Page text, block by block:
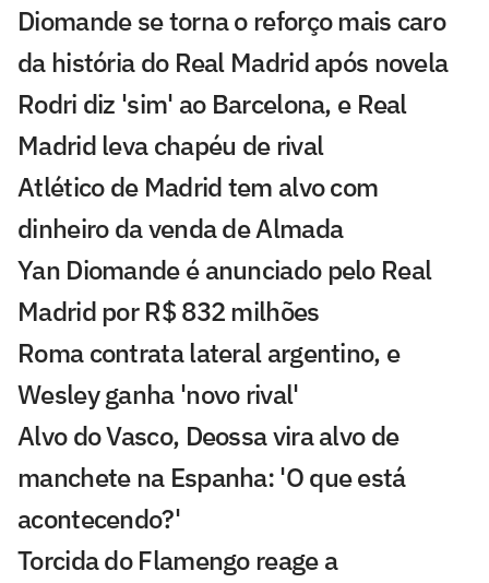
Diomande se torna o reforço mais caro
da história do Real Madrid após novela
Rodri diz 'sim' ao Barcelona, e Real
Madrid leva chapéu de rival
Atlético de Madrid tem alvo com
dinheiro da venda de Almada
Yan Diomande é anunciado pelo Real
Madrid por R$ 832 milhões
Roma contrata lateral argentino, e
Wesley ganha 'novo rival'
Alvo do Vasco, Deossa vira alvo de
manchete na Espanha: 'O que está
acontecendo?'
Torcida do Flamengo reage a